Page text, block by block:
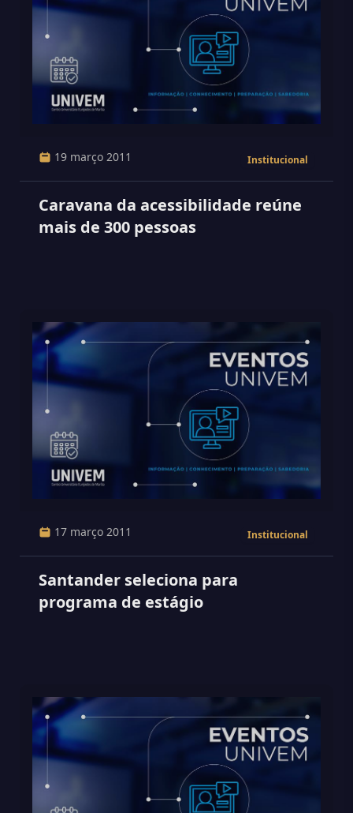
19 março 2011 Institucional
Caravana da acessibilidade reúne
mais de 300 pessoas
17 março 2011 Institucional
Santander seleciona para
programa de estágio